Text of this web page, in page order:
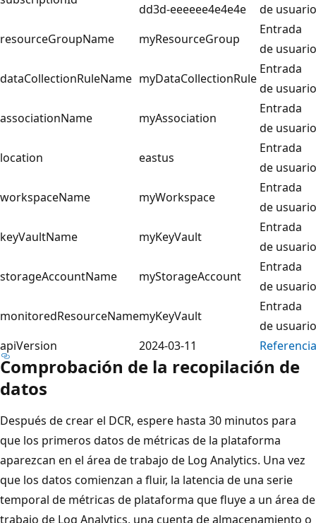
dd3d-eeeeee4e4e4e
de usuario
resourceGroupName
myResourceGroup
Entrada
de usuario
dataCollectionRuleName myDataCollectionRule
Entrada
de usuario
associationName
myAssociation
Entrada
de usuario
location
eastus
Entrada
de usuario
workspaceName
myWorkspace
Entrada
de usuario
keyVaultName
myKeyVault
Entrada
de usuario
storageAccountName
myStorageAccount
Entrada
de usuario
monitoredResourceNamemyKeyVault
Entrada
de usuario
apiVersion
2024-03-11 Referencia
Comprobación de la recopilación de
datos
Después de crear el DCR, espere hasta 30 minutos para
que los primeros datos de métricas de la plataforma
aparezcan en el área de trabajo de Log Analytics. Una vez
que los datos comienzan a fluir, la latencia de una serie
temporal de métricas de plataforma que fluye a un área de
trabajo de Log Analytics, una cuenta de almacenamiento o